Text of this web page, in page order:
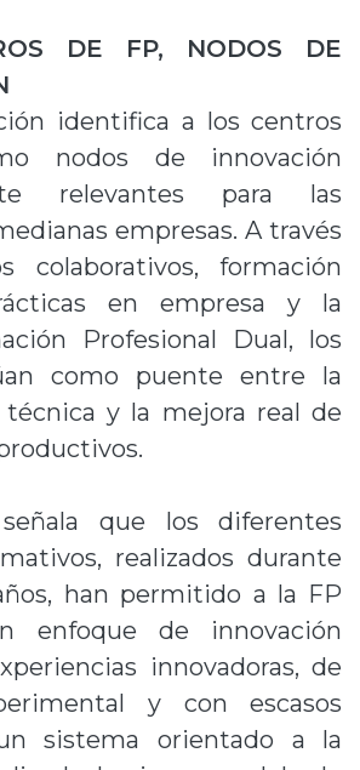
DE FP, NODOS DE
identifica a los centros
nodos de innovación
relevantes para las
empresas. A través
colaborativos, formación
en empresa y la
Profesional Dual, los
como puente entre la
técnica y la mejora real de
que los diferentes
realizados durante
han permitido a la FP
enfoque de innovación
innovadoras, de
y con escasos
sistema orientado a la